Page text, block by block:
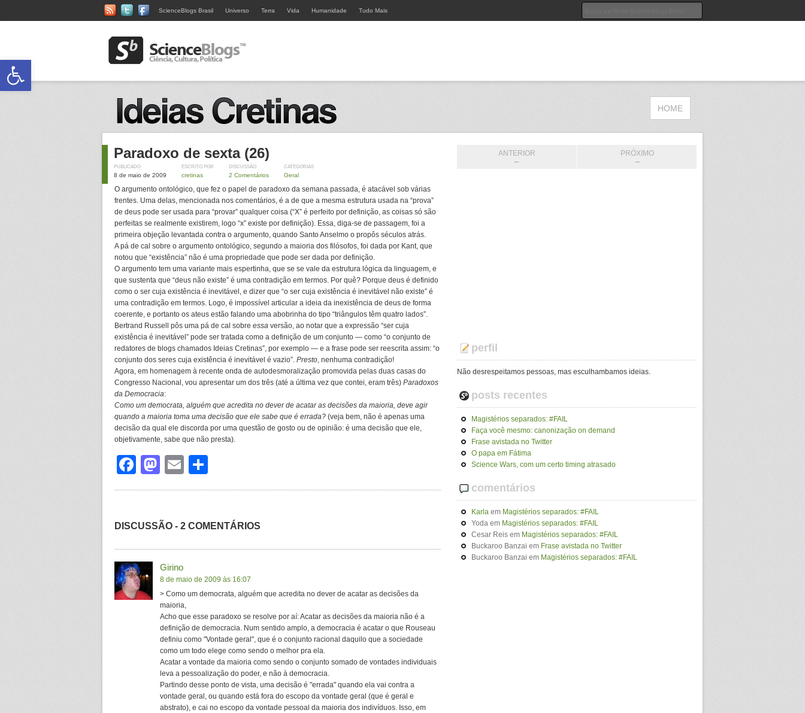
ScienceBlogs Brasil Universo Terra Vida Humanidade Tudo Mais
HOME
Paradoxo de sexta (26)
PUBLICADO
8 de maio de 2009
ESCRITO POR
cretinas
DISCUSSÃO
2 Comentários
CATEGORIAS
Geral
O argumento ontológico, que fez o papel de paradoxo da semana passada, é atacável sob várias
frentes. Uma delas, mencionada nos comentários, é a de que a mesma estrutura usada na “prova”
de deus pode ser usada para “provar” qualquer coisa (“X” é perfeito por definição, as coisas só são
perfeitas se realmente existirem, logo “x” existe por definição). Essa, diga-se de passagem, foi a
primeira objeção levantada contra o argumento, quando Santo Anselmo o propôs séculos atrás.
A pá de cal sobre o argumento ontológico, segundo a maioria dos filósofos, foi dada por Kant, que
notou que “existência” não é uma propriedade que pode ser dada por definição.
O argumento tem uma variante mais espertinha, que se se vale da estrutura lógica da linguagem, e
que sustenta que “deus não existe” é uma contradição em termos. Por quê? Porque deus é definido
como o ser cuja existência é inevitável, e dizer que “o ser cuja existência é inevitável não existe” é
uma contradição em termos. Logo, é impossível articular a ideia da inexistência de deus de forma
coerente, e portanto os ateus estão falando uma abobrinha do tipo “triângulos têm quatro lados”.
Bertrand Russell pôs uma pá de cal sobre essa versão, ao notar que a expressão “ser cuja
existência é inevitável” pode ser tratada como a definição de um conjunto — como “o conjunto de
redatores de blogs chamados Ideias Cretinas”, por exemplo — e a frase pode ser reescrita assim: “o
conjunto dos seres cuja existência é inevitável é vazio”. Presto, nenhuma contradição!
Agora, em homenagem à recente onda de autodesmoralização promovida pelas duas casas do
Congresso Nacional, vou apresentar um dos três (até a última vez que contei, eram três) Paradoxos
da Democracia:
Como um democrata, alguém que acredita no dever de acatar as decisões da maioria, deve agir
quando a maioria toma uma decisão que ele sabe que é errada? (veja bem, não é apenas uma
decisão da qual ele discorda por uma questão de gosto ou de opinião: é uma decisão que ele,
objetivamente, sabe que não presta).
Facebook
Mastodon
Email
DISCUSSÃO - 2 COMENTÁRIOS
Girino
8 de maio de 2009 às 16:07
> Como um democrata, alguém que acredita no dever de acatar as decisões da
maioria,
Acho que esse paradoxo se resolve por aí: Acatar as decisões da maioria não é a
definição de democracia. Num sentido amplo, a democracia é acatar o que Rouseau
definiu como "Vontade geral", que é o conjunto racional daquilo que a sociedade
como um todo elege como sendo o melhor pra ela.
Acatar a vontade da maioria como sendo o conjunto somado de vontades individuais
leva a pessoalização do poder, e não à democracia.
Partindo desse ponto de vista, uma decisão é "errada" quando ela vai contra a
vontade geral, ou quando está fora do escopo da vontade geral (que é geral e
abstrato), e cai no escopo da vontade pessoal da maioria dos indivíduos. Isso, em
ANTERIOR
←
PRÓXIMO
→
perfil
Não desrespeitamos pessoas, mas esculhambamos ideias.
posts recentes
Magistérios separados: #FAIL
Faça você mesmo: canonização on demand
Frase avistada no Twitter
O papa em Fátima
Science Wars, com um certo timing atrasado
comentários
Karla em Magistérios separados: #FAIL
Yoda em Magistérios separados: #FAIL
Cesar Reis em Magistérios separados: #FAIL
Buckaroo Banzai em Frase avistada no Twitter
Buckaroo Banzai em Magistérios separados: #FAIL
Abrir a barra de ferramentas